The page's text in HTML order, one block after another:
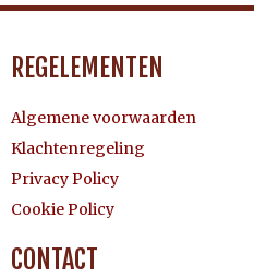
REGELEMENTEN
Algemene voorwaarden
Klachtenregeling
Privacy Policy
Cookie Policy
CONTACT